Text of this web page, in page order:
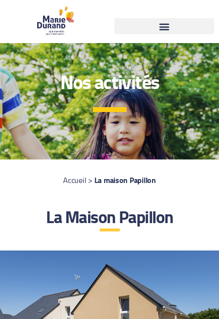
Nos activités
Accueil > La maison Papillon
La Maison Papillon